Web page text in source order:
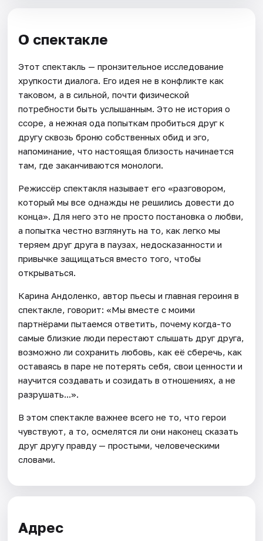
О спектакле
Этот спектакль — пронзительное исследование
хрупкости диалога. Его идея не в конфликте как
таковом, а в сильной, почти физической
потребности быть услышанным. Это не история о
ссоре, а нежная ода попыткам пробиться друг к
другу сквозь броню собственных обид и эго,
напоминание, что настоящая близость начинается
там, где заканчиваются монологи.
Режиссёр спектакля называет его «разговором,
который мы все однажды не решились довести до
конца». Для него это не просто постановка о любви,
а попытка честно взглянуть на то, как легко мы
теряем друг друга в паузах, недосказанности и
привычке защищаться вместо того, чтобы
открываться.
Карина Андоленко, автор пьесы и главная героиня в
спектакле, говорит: «Мы вместе с моими
партнёрами пытаемся ответить, почему когда-то
самые близкие люди перестают слышать друг друга,
возможно ли сохранить любовь, как её сберечь, как
оставаясь в паре не потерять себя, свои ценности и
научится создавать и созидать в отношениях, а не
разрушать...».
В этом спектакле важнее всего не то, что герои
чувствуют, а то, осмелятся ли они наконец сказать
друг другу правду — простыми, человеческими
словами.
Адрес